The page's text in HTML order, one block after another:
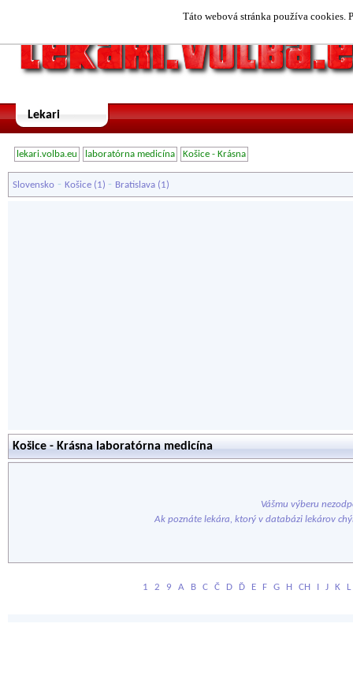
Táto webová stránka používa cookies.
Lekari
lekari.volba.eu laboratórna medicína Košice - Krásna
Slovensko - Košice (1) - Bratislava (1)
Košice - Krásna laboratórna medicína
Vášmu výberu
Ak poznáte lekára, ktorý v databázi lekárov
1 2 9 A B C Č D Ď E F G H CH I J K L